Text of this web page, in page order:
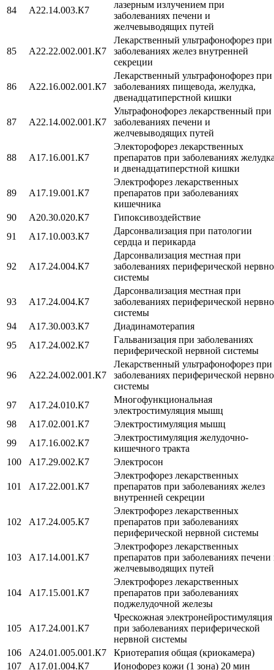
84 A22.14.003.К7
лазерным излучением при
заболеваниях печени и
желчевыводящих путей
85 A22.22.002.001.К7
Лекарственный ультрафонофорез при
заболеваниях желез внутренней
секреции
86 A22.16.002.001.К7
Лекарственный ультрафонофорез при
заболеваниях пищевода, желудка,
двенадцатиперстной кишки
87 A22.14.002.001.К7
Ультрафонофорез лекарственный при
заболеваниях печени и
желчевыводящих путей
88 A17.16.001.К7
Электорофорез лекарственных
препаратов при заболеваниях
и двенадцатиперстной кишки
89 A17.19.001.К7
Электрофорез лекарственных
препаратов при заболеваниях
кишечника
90
A20.30.020.К7
Гипоксивоздействие
91
A17.10.003.К7
Дарсонвализация при патологии
сердца и перикарда
92 A17.24.004.К7
Дарсонвализация местная при
заболеваниях периферической
системы
93 A17.24.004.К7
Дарсонвализация местная при
заболеваниях периферической
системы
94
A17.30.003.К7
Диадинамотерапия
95
A17.24.002.К7
Гальванизация при заболеваниях
периферической нервной системы
96 A22.24.002.001.К7
Лекарственный ультрафонофорез при
заболеваниях периферической
системы
97
A17.24.010.К7
Многофункциональная
электростимуляция мышц
98
A17.02.001.К7
Электростимуляция мышц
99
A17.16.002.К7
Электростимуляция желудочно-
кишечного тракта
100
A17.29.002.К7 Электросон
101 A17.22.001.К7
Электрофорез лекарственных
препаратов при заболеваниях желез
внутренней секреции
102 A17.24.005.К7
Электрофорез лекарственных
препаратов при заболеваниях
периферической нервной системы
103 A17.14.001.К7
Электрофорез лекарственных
препаратов при заболеваниях печени
желчевыводящих путей
104 A17.15.001.К7
Электрофорез лекарственных
препаратов при заболеваниях
поджелудочной железы
105 A17.24.001.К7
Чрескожная электронейростимуляция
при заболеваниях периферической
нервной системы
106
A24.01.005.001.К7
Криотерапия общая (криокамера)
107
А17.01.004.К7 Ионофорез кожи (1 зона) 20 мин